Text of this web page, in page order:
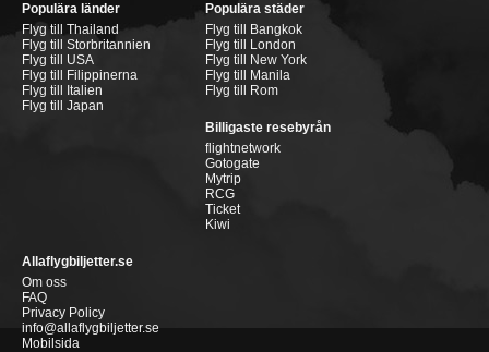
Populära länder
Flyg till Thailand
Flyg till Storbritannien
Flyg till USA
Flyg till Filippinerna
Flyg till Italien
Flyg till Japan
Populära städer
Flyg till Bangkok
Flyg till London
Flyg till New York
Flyg till Manila
Flyg till Rom
Billigaste resebyrån
flightnetwork
Gotogate
Mytrip
RCG
Ticket
Kiwi
Allaflygbiljetter.se
Om oss
FAQ
Privacy Policy
info@allaflygbiljetter.se
Mobilsida